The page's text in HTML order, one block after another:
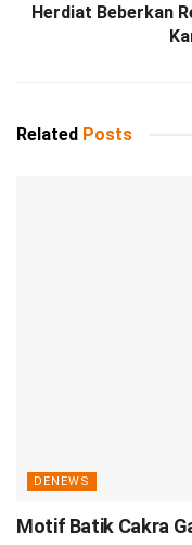
Herdiat Beberkan
Related Posts
DENEWS
Motif Batik Cakra